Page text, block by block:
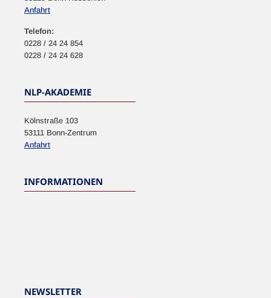
Anfahrt
Telefon:
0228 / 24 24 854
0228 / 24 24 628
NLP-AKADEMIE
Kölnstraße 103
53111 Bonn-Zentrum
Anfahrt
INFORMATIONEN
NEWSLETTER